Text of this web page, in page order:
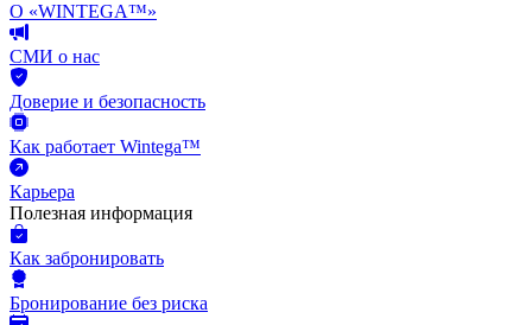
О «WINTEGA™»
СМИ о нас
Доверие и безопасность
Как работает Wintega™
Карьера
Полезная информация
Как забронировать
Бронирование без риска